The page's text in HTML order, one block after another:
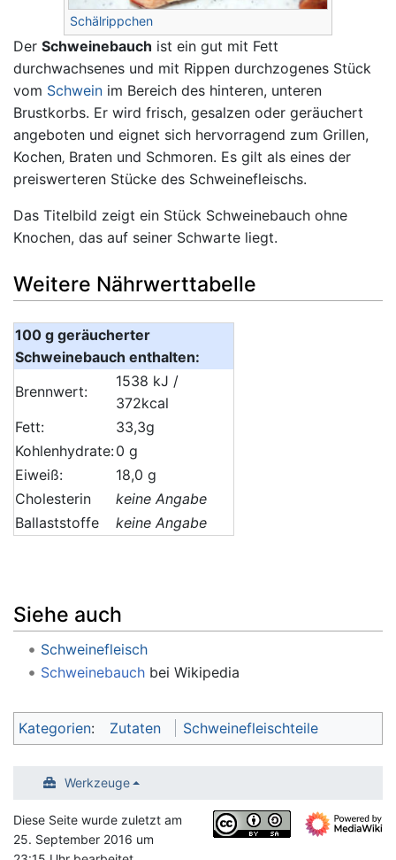
Schälrippchen
Der Schweinebauch ist ein gut mit Fett
durchwachsenes und mit Rippen durchzogenes Stück
vom Schwein im Bereich des hinteren, unteren
Brustkorbs. Er wird frisch, gesalzen oder geräuchert
angeboten und eignet sich hervorragend zum Grillen,
Kochen‚ Braten und Schmoren. Es gilt als eines der
preiswerteren Stücke des Schweinefleischs.
Das Titelbild zeigt ein Stück Schweinebauch ohne
Knochen, das auf seiner Schwarte liegt.
Weitere Nährwerttabelle
100 g geräucherter
Schweinebauch enthalten:
Brennwert:
1538 kJ /
372kcal
Fett:
33,3g
Kohlenhydrate:0 g
Eiweiß:
18,0 g
Cholesterin
keine Angabe
Ballaststoffe
keine Angabe
Siehe auch
Schweinefleisch
Schweinebauchbei Wikipedia
Kategorien: Zutaten Schweinefleischteile
Werkzeuge
Diese Seite wurde zuletzt am
25. September 2016 um